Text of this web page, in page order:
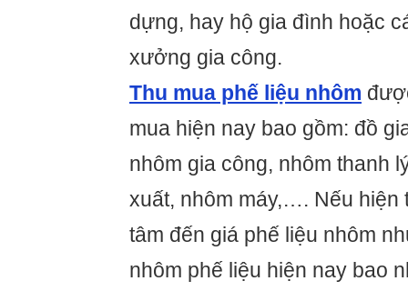
dựng, hay hộ gia đình hoặc
xưởng gia công.
Thu mua phế liệu nhôm
mua hiện nay bao gồm: đồ
nhôm gia công, nhôm thanh
xuất, nhôm máy,…. Nếu hiện
tâm đến giá phế liệu nhôm
nhôm phế liệu hiện nay bao